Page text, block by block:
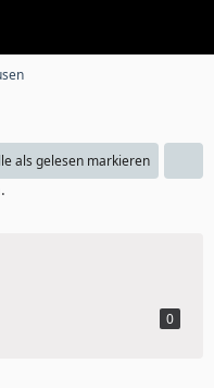
als gelesen markieren
0